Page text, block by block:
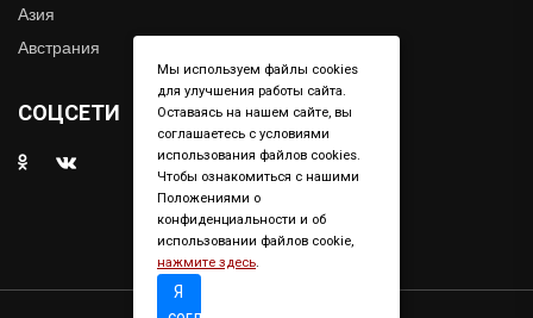
Азия
Австрания
СОЦСЕТИ
Мы используем файлы cookies
для улучшения работы сайта.
Оставаясь на нашем сайте, вы
соглашаетесь с условиями
использования файлов cookies.
Чтобы ознакомиться с нашими
Положениями о
конфиденциальности и об
использовании файлов cookie,
нажмите здесь.
Я